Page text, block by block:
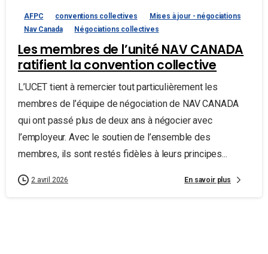
AFPC conventions collectives
Mises à jour - négociations
Nav Canada
Négociations collectives
Les membres de l’unité NAV CANADA
ratifient la convention collective
L’UCET tient à remercier tout particulièrement les
membres de l’équipe de négociation de NAV CANADA
qui ont passé plus de deux ans à négocier avec
l’employeur. Avec le soutien de l’ensemble des
membres, ils sont restés fidèles à leurs principes...
2 avril 2026 En savoir plus